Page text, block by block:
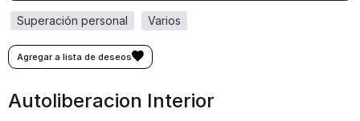
varios
superación personal
Autoliberacion Interior